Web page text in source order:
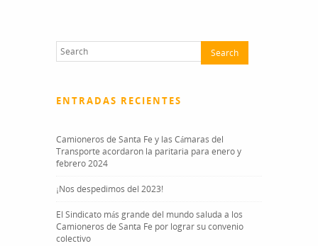
ENTRADAS RECIENTES
Camioneros de Santa Fe y las Cámaras del
Transporte acordaron la paritaria para enero y
febrero 2024
¡Nos despedimos del 2023!
El Sindicato más grande del mundo saluda a los
Camioneros de Santa Fe por lograr su convenio
colectivo